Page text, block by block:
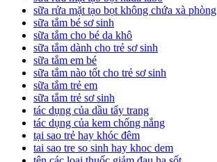
sữa rửa mặt tạo bọt không chứa xà phòng
sữa tắm bé sơ sinh
sữa tắm cho bé da khô
sữa tắm dành cho trẻ sơ sinh
sữa tắm em bé
sữa tắm nào tốt cho trẻ sơ sinh
sữa tắm trẻ em
sữa tắm trẻ sơ sinh
tác dụng của dầu tẩy trang
tác dụng của kem chống nắng
tại sao trẻ hay khóc đêm
tai sao tre so sinh hay khoc dem